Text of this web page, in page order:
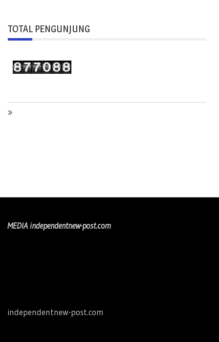
TOTAL PENGUNJUNG
MEDIA independentnew-post.com
independentnew-post.com